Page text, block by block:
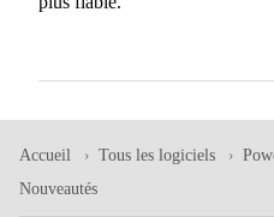
Accueil Tous les logiciels
Nouveautés